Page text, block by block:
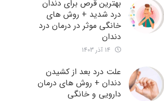
بهترین قرص برای دندان
درد شدید + روش های
خانگی موثر در درمان درد
دندان
علت درد بعد از کشیدن
دندان + روش های درمان
دارویی و خانگی